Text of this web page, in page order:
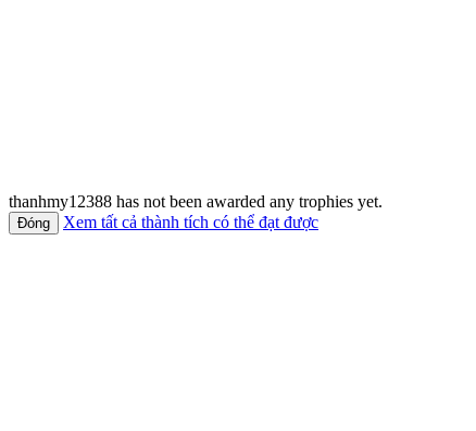
thanhmy12388 has not been awarded any trophies yet.
Xem tất cả thành tích có thể đạt được